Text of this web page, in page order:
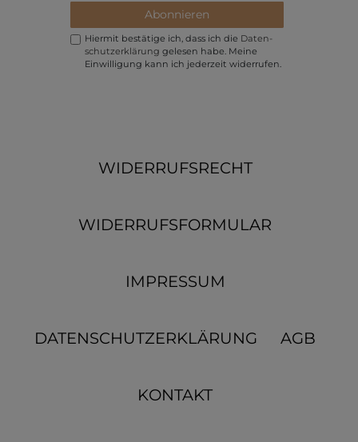
Abonnieren
Hiermit bestätige ich, dass ich die Daten­
schutz­erklärung gelesen habe. Meine
Einwilligung kann ich jederzeit widerrufen.
WIDERRUFSRECHT
WIDERRUFSFORMULAR
IMPRESSUM
DATENSCHUTZERKLÄRUNG AGB
KONTAKT